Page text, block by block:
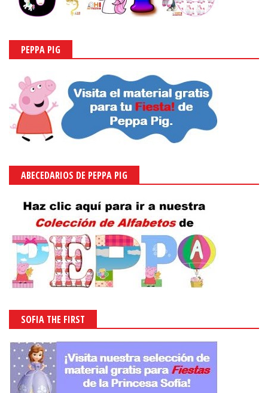
PEPPA PIG
ABECEDARIOS DE PEPPA PIG
SOFIA THE FIRST